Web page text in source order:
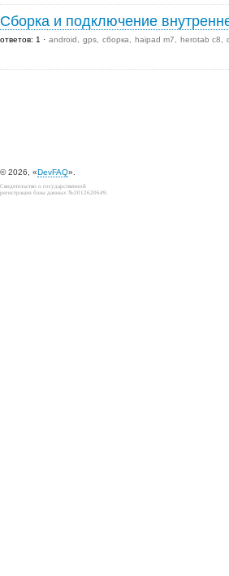
Сборка и подключение
ответов: 1 android gps сборка haipad m7 herotab c8
© 2026, «DevFAQ».
Свидетельство о государственной
регистрации базы данных №2012620649.